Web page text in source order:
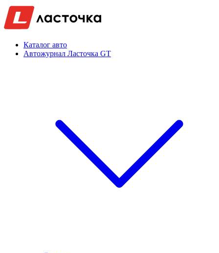
Каталог авто
Автожурнал Ласточка GT